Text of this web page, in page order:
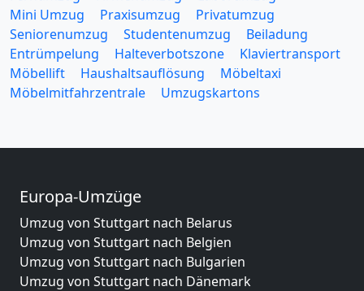
Mini Umzug
Praxisumzug
Privatumzug
Seniorenumzug
Studentenumzug
Beiladung
Entrümpelung
Halteverbotszone
Klaviertransport
Möbellift
Haushaltsauflösung
Möbeltaxi
Möbelmitfahrzentrale
Umzugskartons
Europa-Umzüge
Umzug von Stuttgart nach Belarus
Umzug von Stuttgart nach Belgien
Umzug von Stuttgart nach Bulgarien
Umzug von Stuttgart nach Dänemark